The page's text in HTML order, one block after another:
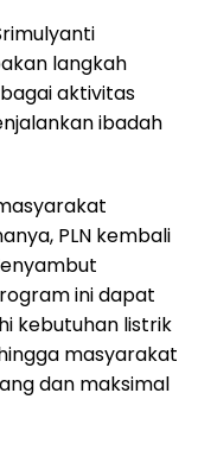
langkah
aktivitas
ibadah
PLN kembali
ini dapat
kebutuhan listrik
masyarakat
dan maksimal